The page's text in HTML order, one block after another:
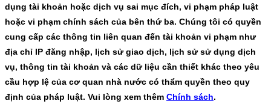
dụng tài khoản hoặc dịch vụ sai mục đích, vi phạm pháp luật
hoặc vi phạm chính sách của bên thứ ba. Chúng tôi có quyền
cung cấp các thông tin liên quan đến tài khoản vi phạm như
địa chỉ IP đăng nhập, lịch sử giao dịch, lịch sử sử dụng dịch
vụ, thông tin tài khoản và các dữ liệu cần thiết khác theo yêu
cầu hợp lệ của cơ quan nhà nước có thẩm quyền theo quy
định của pháp luật. Vui lòng xem thêm Chính sách.